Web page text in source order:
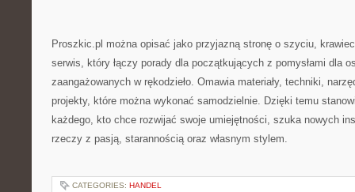
Proszkic.pl można opisać jako przyjazną stronę o szyciu,
serwis, który łączy porady dla początkujących z pomysłami dla
zaangażowanych w rękodzieło. Omawia materiały, techniki,
projekty, które można wykonać samodzielnie. Dzięki temu
każdego, kto chce rozwijać swoje umiejętności, szuka nowych
rzeczy z pasją, starannością oraz własnym stylem.
CATEGORIES: HANDEL